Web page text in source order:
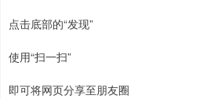
点击底部的“发现”
使用“扫一扫”
即可将网页分享至朋友圈